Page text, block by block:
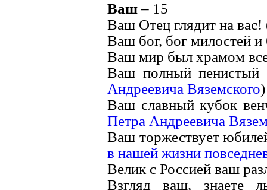
Ваш– 15
Ваш Отец глядит на вас!
Ваш бог, бог милостей и
Ваш мир был храмом
Ваш полный пенистый
Андреевича Вяземского)
Ваш славный кубок
Петра Андреевича
Ваш торжествует
в нашей жизни
Велик с Россией ваш
Взгляд ваш, знаете